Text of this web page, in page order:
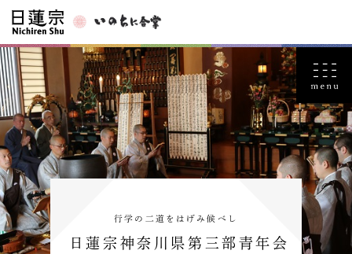
行学の二道をはげみ候べし
日蓮宗神奈川県第三部青年会